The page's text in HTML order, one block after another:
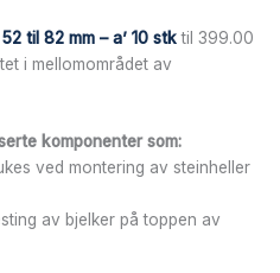
til 82 mm – a’ 10 stktil 399.00
i mellomområdet av
komponenter som:
ved montering av steinheller
av bjelker på toppen av